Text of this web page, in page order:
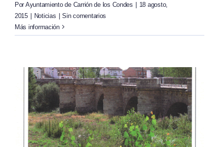
Por Ayuntamiento de Carrión de los Condes | 18 agosto,
2015 | Noticias | Sin comentarios
Más información